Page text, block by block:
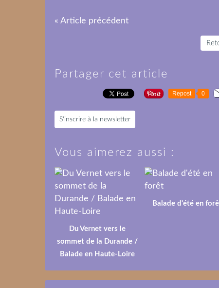
« Article précédent
Partager cet article
Repost 0
S'inscrire à la newsletter
Vous aimerez aussi :
Du Vernet vers le
sommet de la Durande /
Balade en Haute-Loire
Balade d'été en